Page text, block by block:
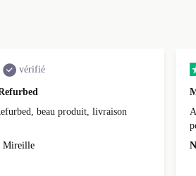
vérifié
beau produit, livraison
Mireille